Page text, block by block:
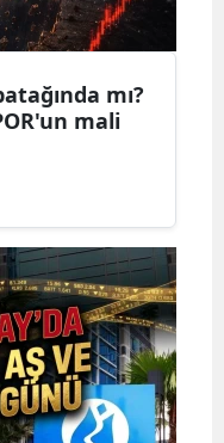
mı?
mali